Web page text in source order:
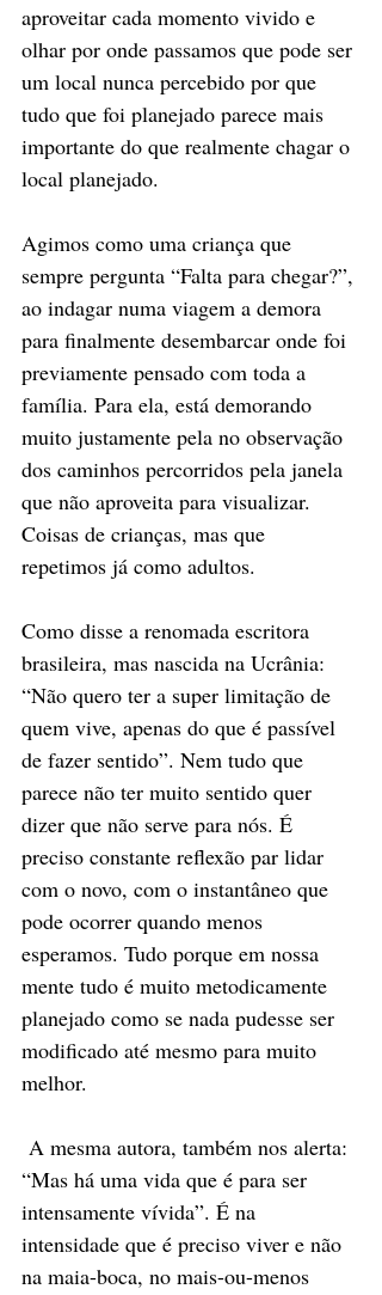
aproveitar cada momento vivido e
olhar por onde passamos que pode ser
um local nunca percebido por que
tudo que foi planejado parece mais
importante do que realmente chagar o
local planejado.
Agimos como uma criança que
sempre pergunta “Falta para chegar?”,
ao indagar numa viagem a demora
para finalmente desembarcar onde foi
previamente pensado com toda a
família. Para ela, está demorando
muito justamente pela no observação
dos caminhos percorridos pela janela
que não aproveita para visualizar.
Coisas de crianças, mas que
repetimos já como adultos.
Como disse a renomada escritora
brasileira, mas nascida na Ucrânia:
“Não quero ter a super limitação de
quem vive, apenas do que é passível
de fazer sentido”. Nem tudo que
parece não ter muito sentido quer
dizer que não serve para nós. É
preciso constante reflexão par lidar
com o novo, com o instantâneo que
pode ocorrer quando menos
esperamos. Tudo porque em nossa
mente tudo é muito metodicamente
planejado como se nada pudesse ser
modificado até mesmo para muito
melhor.
A mesma autora, também nos alerta:
“Mas há uma vida que é para ser
intensamente vívida”. É na
intensidade que é preciso viver e não
na maia-boca, no mais-ou-menos